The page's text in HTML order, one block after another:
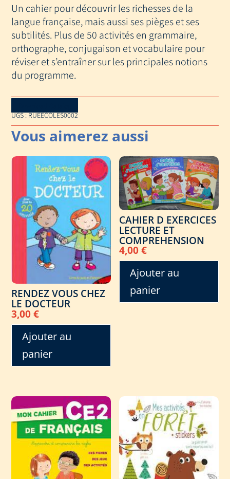
CM1
-
APPRENDRE
ET
COMPRENDRE
LES
REGLES
Un cahier pour découvrir les richesses de la
langue française, mais aussi ses pièges et ses
subtilités. Plus de 50 activités en grammaire,
orthographe, conjugaison et vocabulaire pour
réviser et s’entraîner sur les principales notions
du programme.
UGS :RUEECOLES0002
RENDEZ VOUS CHEZ
LE DOCTEUR
3,00€
Ajouter au
panier
CAHIER D EXERCICES
LECTURE ET
COMPREHENSION
4,00€
Ajouter au
panier